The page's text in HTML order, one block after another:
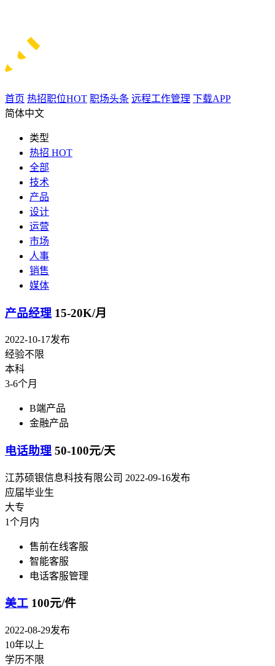
首页 热招职位HOT 职场头条 远程工作管理 下载APP
简体中文
类型
热招 HOT
全部
技术
产品
设计
运营
市场
人事
销售
媒体
产品经理 15-20K/月
2022-10-17发布
经验不限
本科
3-6个月
B端产品
金融产品
电话助理 50-100元/天
江苏硕银信息科技有限公司 2022-09-16发布
应届毕业生
大专
1个月内
售前在线客服
智能客服
电话客服管理
美工 100元/件
2022-08-29发布
10年以上
学历不限